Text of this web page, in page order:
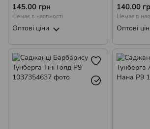
145.00 грн
Немає в наявності
Оптові ціни
140.00
Немає в
Оптові